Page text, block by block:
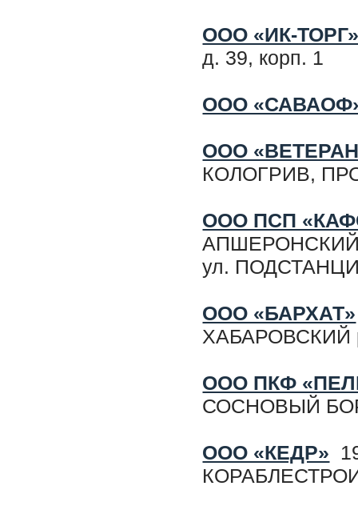
ООО «ИК-
д. 39, корп. 1
ООО
ООО
КОЛОГРИВ,
ООО ПСП
АПШЕРОНСКИЙ
ул.
ООО «БАРХАТ»
ХАБАРОВСКИЙ
ООО ПКФ
СОСНОВЫЙ
ООО «КЕДР»